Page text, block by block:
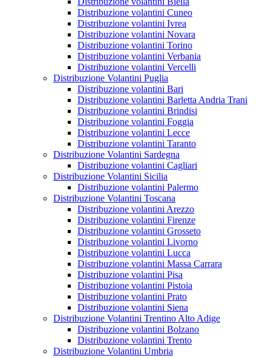
Distribuzione volantini Cuneo
Distribuzione volantini Ivrea
Distribuzione volantini Novara
Distribuzione volantini Torino
Distribuzione volantini Verbania
Distribuzione volantini Vercelli
Distribuzione Volantini Puglia
Distribuzione volantini Bari
Distribuzione volantini Barletta Andria Trani
Distribuzione volantini Brindisi
Distribuzione volantini Foggia
Distribuzione volantini Lecce
Distribuzione volantini Taranto
Distribuzione Volantini Sardegna
Distribuzione volantini Cagliari
Distribuzione Volantini Sicilia
Distribuzione volantini Palermo
Distribuzione Volantini Toscana
Distribuzione volantini Arezzo
Distribuzione volantini Firenze
Distribuzione volantini Grosseto
Distribuzione volantini Livorno
Distribuzione volantini Lucca
Distribuzione volantini Massa Carrara
Distribuzione volantini Pisa
Distribuzione volantini Pistoia
Distribuzione volantini Prato
Distribuzione volantini Siena
Distribuzione Volantini Trentino Alto Adige
Distribuzione volantini Bolzano
Distribuzione volantini Trento
Distribuzione Volantini Umbria